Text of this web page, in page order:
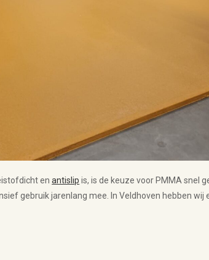
enantislip is, is de keuze voor PMMA snel
gebruik jarenlang mee. In Veldhoven hebben wij